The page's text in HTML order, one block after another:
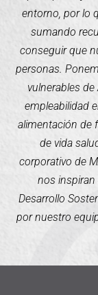
entorno, por lo
sumando
conseguir que
personas.
vulnerables
empleabilidad
alimentación de
de vida
corporativo de
nos inspiran
Desarrollo
por nuestro